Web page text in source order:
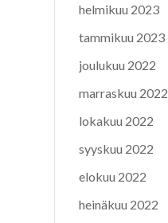
helmikuu 2023
tammikuu 2023
joulukuu 2022
marraskuu 2022
lokakuu 2022
syyskuu 2022
elokuu 2022
heinäkuu 2022